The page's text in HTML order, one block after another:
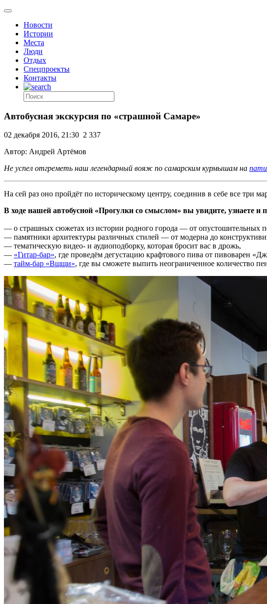
Новости
Истории
Места
Люди
Отдых
Спецпроекты
Контакты
Автобусная экскурсия по «страшной Самаре»
02 декабря 2016, 21:30 2 337
Автор: Андрей Артёмов
Не успел отгреметь наш легендарный вояж по самарским курмышам на
На сей раз оно пройдёт по историческому центру, соединив в себе все три
В ходе нашей автобусной «Прогулки со смыслом» вы увидите, узнаете и
— о страшных сюжетах из истории родного города — от опустошительных
— памятники архитектуры различных стилей — от модерна до
— тематическую видео- и аудиоподборку, которая бросит вас в дрожь,
— «Гитар-бар», где проведём дегустацию крафтового пива от пивоварен
— тайм-бар «Вщщи», где вы сможете выпить неограниченное количество